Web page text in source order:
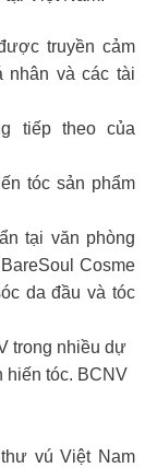
truyền cảm
nhân và các tài
tiếp theo của
tóc sản phẩm
tại văn phòng
Cosme
da đầu và tóc
trong nhiều dự
hiến tóc. BCNV
vú Việt Nam